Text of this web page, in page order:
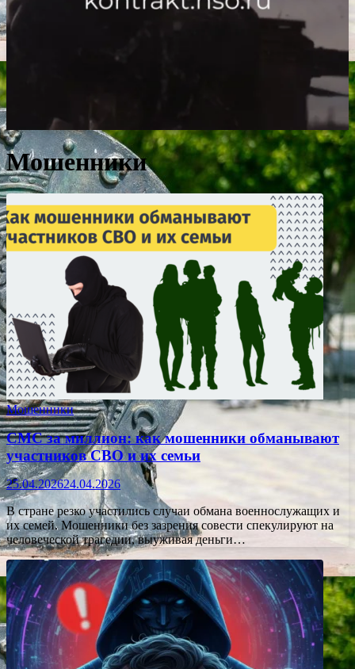
Мошенники
Мошенники
СМС за миллион: как мошенники обманывают
участников СВО и их семьи
25.04.202624.04.2026
В стране резко участились случаи обмана военнослужащих и
их семей. Мошенники без зазрения совести спекулируют на
человеческой трагедии, выуживая деньги…